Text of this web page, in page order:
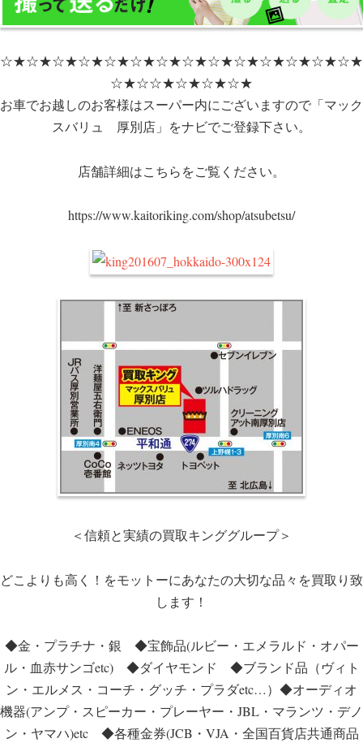
☆★☆★☆★☆★☆★☆★☆★☆★☆★☆★☆★☆★☆★☆★
☆★☆☆★☆★☆★☆★
お車でお越しのお客様はスーパー内にございますので「マック
スバリュ 厚別店」をナビでご登録下さい。
店舗詳細はこちらをご覧ください。
https://www.kaitoriking.com/shop/atsubetsu/
＜信頼と実績の買取キンググループ＞
どこよりも高く！をモットーにあなたの大切な品々を買取り致
します！
◆金・プラチナ・銀 ◆宝飾品(ルビー・エメラルド・オパー
ル・血赤サンゴetc) ◆ダイヤモンド ◆ブランド品（ヴィト
ン・エルメス・コーチ・グッチ・プラダetc…）◆オーディオ
機器(アンプ・スピーカー・プレーヤー・JBL・マランツ・デノ
ン・ヤマハ)etc ◆各種金券(JCB・VJA・全国百貨店共通商品